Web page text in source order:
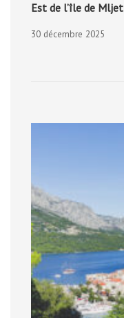
Est de l’île de Mljet
30 décembre 2025